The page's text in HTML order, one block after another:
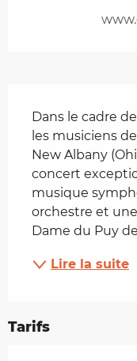
Dans le cadre
les musiciens
New Albany
concert
musique
orchestre et
Dame du Puy
Lire la suite
Tarifs